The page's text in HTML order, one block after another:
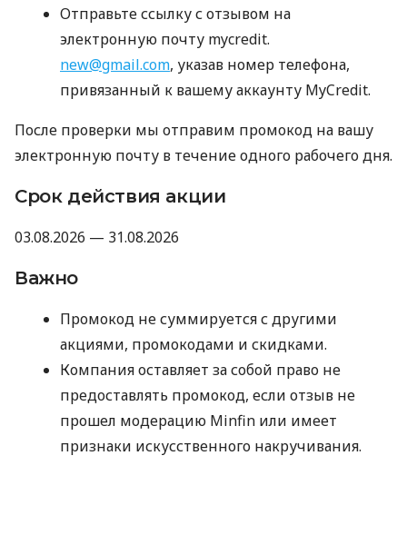
Отправьте ссылку с отзывом на
электронную почту mycredit.
new@gmail.com, указав номер телефона,
привязанный к вашему аккаунту MyCredit.
После проверки мы отправим промокод на вашу
электронную почту в течение одного рабочего дня.
Срок действия акции
03.08.2026 — 31.08.2026
Важно
Промокод не суммируется с другими
акциями, промокодами и скидками.
Компания оставляет за собой право не
предоставлять промокод, если отзыв не
прошел модерацию Minfin или имеет
признаки искусственного накручивания.